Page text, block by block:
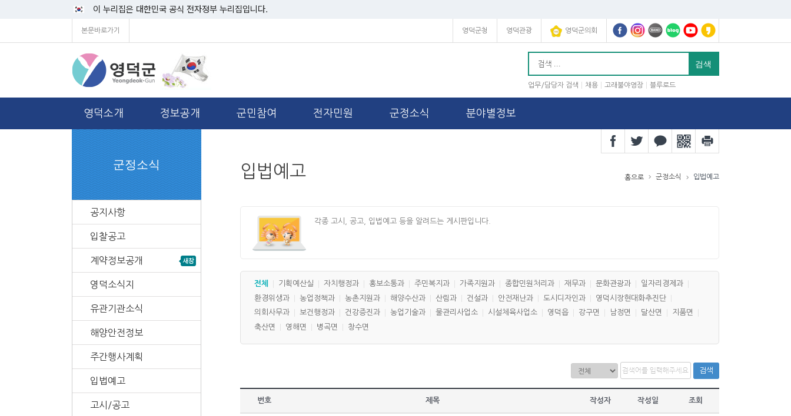
이 누리집은 대한민국 공식 전자정부 누리집입니다.
본문바로가기 영덕군청 영덕관광 영덕군의회
업무/담당자 검색 채용 고래불야영장 블루로드
영덕소개 정보공개 군민참여 전자민원 군정소식 분야별정보
입법예고 홈으로 군정소식 입법예고
각종 고시, 공고, 입법예고 등을 알려드는 게시판입니다.
전체 기획예산실 자치행정과 홍보소통과 주민복지과 가족지원과 종합민원처리과 재무과 문화관광과
일자리경제과
환경위생과
농업정책과 농촌지원과 해양수산과 산림과 건설과 안전재난과 도시디자인과
영덕시장현대화추진단
의회사무과
보건행정과 건강증진과 농업기술과 물관리사업소 시설체육사업소 영덕읍 강구면 남정면 달산면
지품면
축산면
영해면 병곡면 창수면
검색
번호 제목 작성자 작성일 조회
군정소식
공지사항
입찰공고
계약정보공개
영덕소식지
유관기관소식
해양안전정보
주간행사계획
입법예고
고시/공고